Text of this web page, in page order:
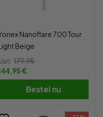
Nanoflare 700 Tour
Beige
179,95
€
Bestel nu